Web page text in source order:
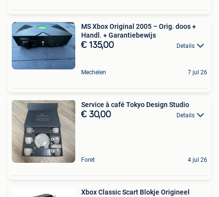
MS Xbox Original 2005 – Orig. doos +
Handl. + Garantiebewijs
€ 135,00 Details
Mechelen 7 jul 26
Service à café Tokyo Design Studio
€ 30,00 Details
Foret 4 jul 26
Xbox Classic Scart Blokje Origineel